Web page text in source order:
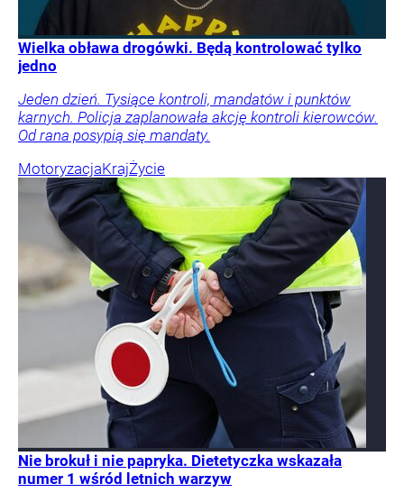
Wielka obława drogówki. Będą kontrolować tylko
jedno
Jeden dzień. Tysiące kontroli, mandatów i punktów
karnych. Policja zaplanowała akcję kontroli kierowców.
Od rana posypią się mandaty.
MotoryzacjaKrajŻycie
Nie brokuł i nie papryka. Dietetyczka wskazała
numer 1 wśród letnich warzyw